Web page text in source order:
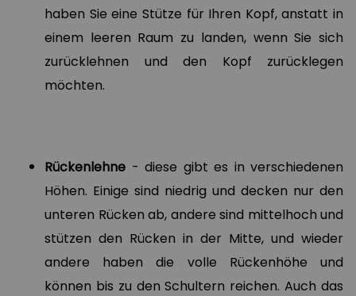
haben Sie eine Stütze für Ihren Kopf, anstatt in
einem leeren Raum zu landen, wenn Sie sich
zurücklehnen und den Kopf zurücklegen
möchten.
Rückenlehne - diese gibt es in verschiedenen
Höhen. Einige sind niedrig und decken nur den
unteren Rücken ab, andere sind mittelhoch und
stützen den Rücken in der Mitte, und wieder
andere haben die volle Rückenhöhe und
können bis zu den Schultern reichen. Auch das